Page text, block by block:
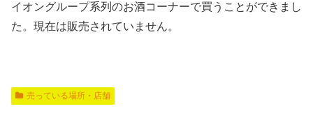
イオングループ系列のお酒コーナーで買うことができまし
た。現在は販売されていません。
売っている場所・店舗